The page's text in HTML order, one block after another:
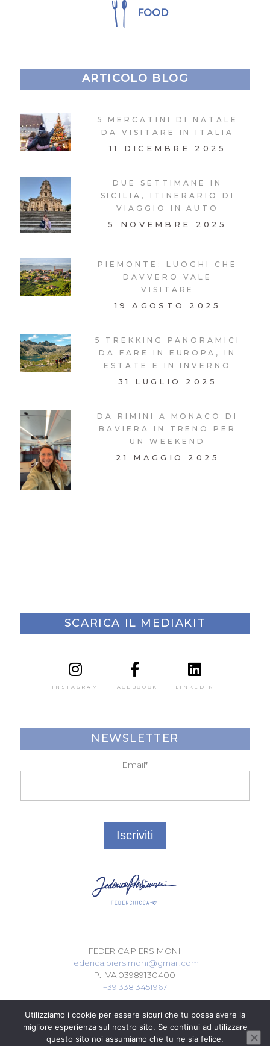
FOOD
ARTICOLO BLOG
5 MERCATINI DI NATALE
DA VISITARE IN ITALIA
11 DICEMBRE 2025
DUE SETTIMANE IN
SICILIA, ITINERARIO DI
VIAGGIO IN AUTO
5 NOVEMBRE 2025
PIEMONTE: LUOGHI CHE
DAVVERO VALE
VISITARE
19 AGOSTO 2025
5 TREKKING PANORAMICI
DA FARE IN EUROPA, IN
ESTATE E IN INVERNO
31 LUGLIO 2025
DA RIMINI A MONACO DI
BAVIERA IN TRENO PER
UN WEEKEND
21 MAGGIO 2025
FEDERICA PIERSIMONI
federica.piersimoni@gmail.com
P. IVA 03989130400
+39 338 3451967
SCARICA IL MEDIAKIT
INSTAGRAM FACEBOOOK LINKEDIN
NEWSLETTER
Email*
Utilizziamo i cookie per essere sicuri che tu possa avere la
migliore esperienza sul nostro sito. Se continui ad utilizzare
questo sito noi assumiamo che tu ne sia felice.